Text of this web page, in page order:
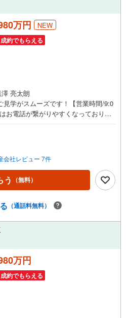
万円 NEW
成約でもらえる
亮太朗
見学がスムーズです！【営業時間/9:0
お電話が繋がりやすくなっておりま
記のお申込み方法も可能です！ご見
「室内・現地を見学する」をクリッ
求希望のお客様:右上の「資料をもら
さい。【東宝ハウス練馬のポイン
提案から資金計画・ライフシミュレー
のないライフプラン、提携による低
ダー」で見える化します。（2）ご購
キャッシュフローのグラフ化、効果
、繰り上げ返済の効果的なタイミン
きます。■ご案内方法ご自宅へお迎
合わせ、弊社へのご来社など、ご相
の無料提携駐車場がございます。
会社レビュー 7件
う （無料）
（通話料無料）
万円
成約でもらえる